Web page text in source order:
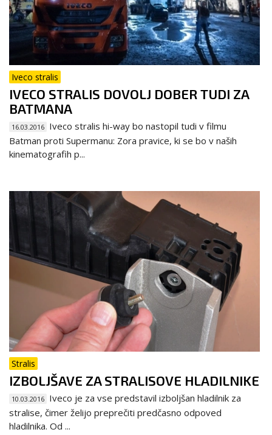
Iveco stralis
IVECO STRALIS DOVOLJ DOBER TUDI ZA
BATMANA
16.03.2016 Iveco stralis hi-way bo nastopil tudi v filmu
Batman proti Supermanu: Zora pravice, ki se bo v naših
kinematografih p...
Stralis
IZBOLJŠAVE ZA STRALISOVE HLADILNIKE
10.03.2016 Iveco je za vse predstavil izboljšan hladilnik za
stralise, čimer želijo preprečiti predčasno odpoved
hladilnika. Od ...